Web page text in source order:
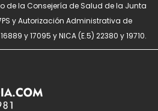
de la Consejería de Salud de la Junta
y Autorización Administrativa de
y 17095 y NICA (E.5) 22380 y 19710.